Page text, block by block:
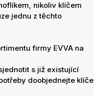
nikoliv klíčem
jednu z těchto
firmy EVVA na
s již existující
doobjednejte klíče